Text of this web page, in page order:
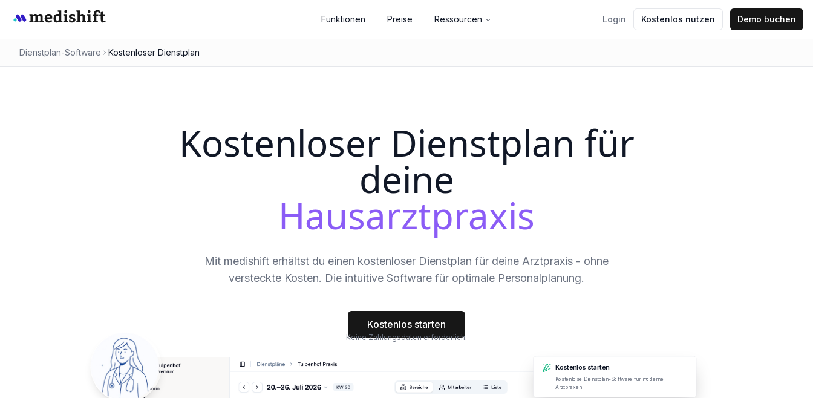
Funktionen Preise Ressourcen Login Kostenlos nutzen Demo buchen
Dienstplan-Software Kostenloser Dienstplan
Kostenloser Dienstplan für
deine
Hausarztpraxis
Mit medishift erhältst du einen kostenloser Dienstplan für deine Arztpraxis - ohne
versteckte Kosten. Die intuitive Software für optimale Personalplanung.
Kostenlos starten
Keine Zahlungsdaten erforderlich.
Kostenlos starten
Kostenlose Dienstplan-Software für moderne
Arztpraxen